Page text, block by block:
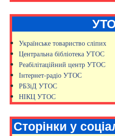
Українське товариство сліпих
Центральна бібліотека УТОС
Реабілітаційний центр УТОС
Інтернет-радіо УТОС
РБЗіД УТОС
НІКЦ УТОС
Сторінки у